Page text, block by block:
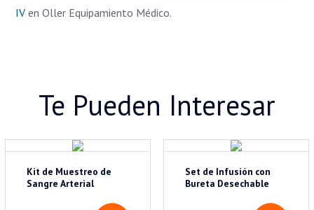
IV en Oller Equipamiento Médico.
Te Pueden Interesar
Kit de Muestreo de
Sangre Arterial
Set de Infusión con
Bureta Desechable